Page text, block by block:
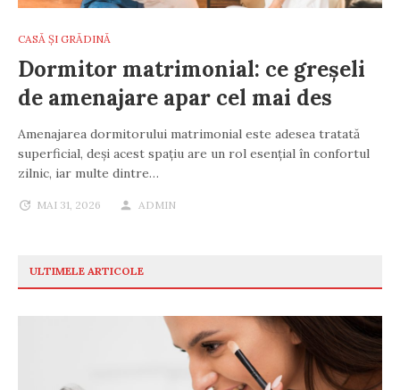
CASĂ ȘI GRĂDINĂ
Dormitor matrimonial: ce greșeli
de amenajare apar cel mai des
Amenajarea dormitorului matrimonial este adesea tratată
superficial, deși acest spațiu are un rol esențial în confortul
zilnic, iar multe dintre…
MAI 31, 2026 ADMIN
ULTIMELE ARTICOLE